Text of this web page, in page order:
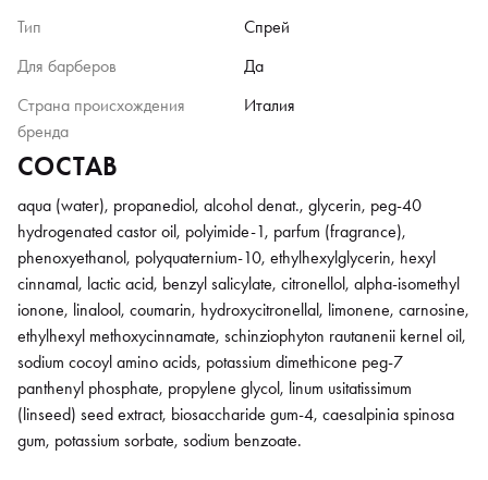
Тип
Спрей
Для барберов
Да
Страна происхождения
бренда
Италия
СОСТАВ
aqua (water), propanediol, alcohol denat., glycerin, peg-40
hydrogenated castor oil, polyimide-1, parfum (fragrance),
phenoxyethanol, polyquaternium-10, ethylhexylglycerin, hexyl
cinnamal, lactic acid, benzyl salicylate, citronellol, alpha-isomethyl
ionone, linalool, coumarin, hydroxycitronellal, limonene, carnosine,
ethylhexyl methoxycinnamate, schinziophyton rautanenii kernel oil,
sodium cocoyl amino acids, potassium dimethicone peg-7
panthenyl phosphate, propylene glycol, linum usitatissimum
(linseed) seed extract, biosaccharide gum-4, caesalpinia spinosa
gum, potassium sorbate, sodium benzoate.